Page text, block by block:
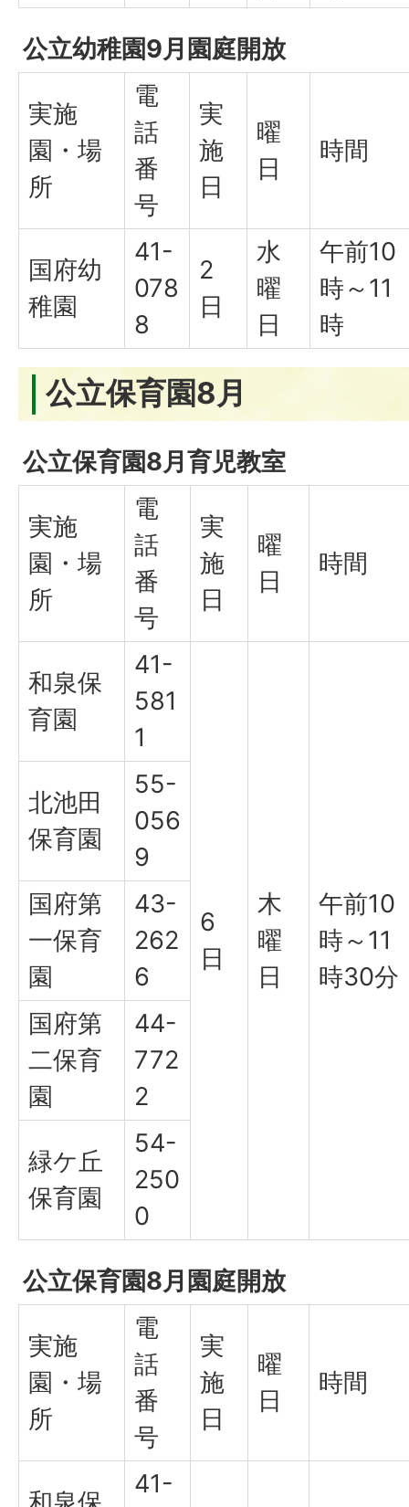
公立幼稚園9月園庭開放
実施
園・場
所
電
話
番
号
実
施
日
曜
日
時間
国府幼
稚園
41-
078
8
2
日
水
曜
日
午前10
時～11
時
公立保育園8月
公立保育園8月育児教室
実施
園・場
所
電
話
番
号
実
施
日
曜
日
時間
和泉保
育園
41-
581
1
6
日
木
曜
日
午前10
時～11
時30分
北池田
保育園
55-
056
9
国府第
一保育
園
43-
262
6
国府第
二保育
園
44-
772
2
緑ケ丘
保育園
54-
250
0
公立保育園8月園庭開放
実施
園・場
所
電
話
番
号
実
施
日
曜
日
時間
41-